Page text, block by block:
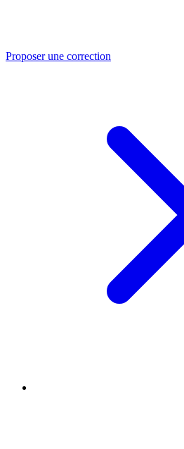
Proposer une correction